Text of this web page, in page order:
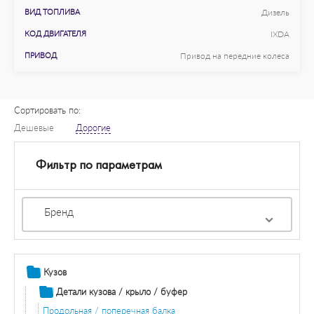
ВИД ТОПЛИВА Дизель
КОД ДВИГАТЕЛЯ IXDA
ПРИВОД Привод на передние колеса
Сортировать по:
Дешевые
Дорогие
Фильтр по параметрам
Бренд
Кузов
Детали кузова / крыло / буфер
Продольная / поперечная балка